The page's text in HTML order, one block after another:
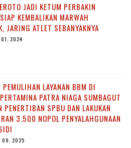
JADI KETUM PERBAKIN
KEMBALIKAN MARWAH
JARING ATLET SEBANYAKNYA
01, 2024
PEMULIHAN LAYANAN BBM DI
PATRA NIAGA SUMBAGUT
PENERTIBAN SPBU DAN LAKUKAN
3.500 NOPOL PENYALAHGUNAAN
09, 2025